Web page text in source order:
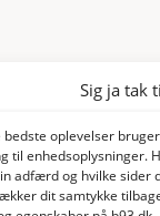
Sig ja tak
bedste oplevelser
til enhedsoplysninger.
adfærd og hvilke sider
dit samtykke